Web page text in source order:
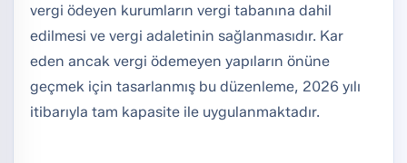
vergi ödeyen kurumların vergi tabanına dahil
edilmesi ve vergi adaletinin sağlanmasıdır. Kar
eden ancak vergi ödemeyen yapıların önüne
geçmek için tasarlanmış bu düzenleme, 2026 yılı
itibarıyla tam kapasite ile uygulanmaktadır.